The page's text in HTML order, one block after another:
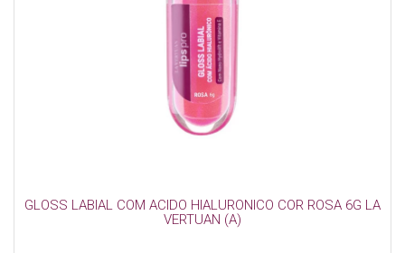
GLOSS LABIAL COM ACIDO HIALURONICO COR ROSA 6G LA
VERTUAN (A)